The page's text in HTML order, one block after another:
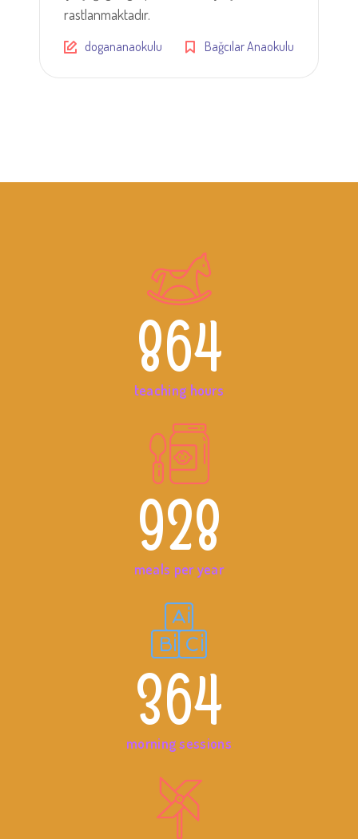
rastlanmaktadır.
dogananaokulu Bağcılar Anaokulu
864
teaching hours
928
meals per year
364
morning sessions